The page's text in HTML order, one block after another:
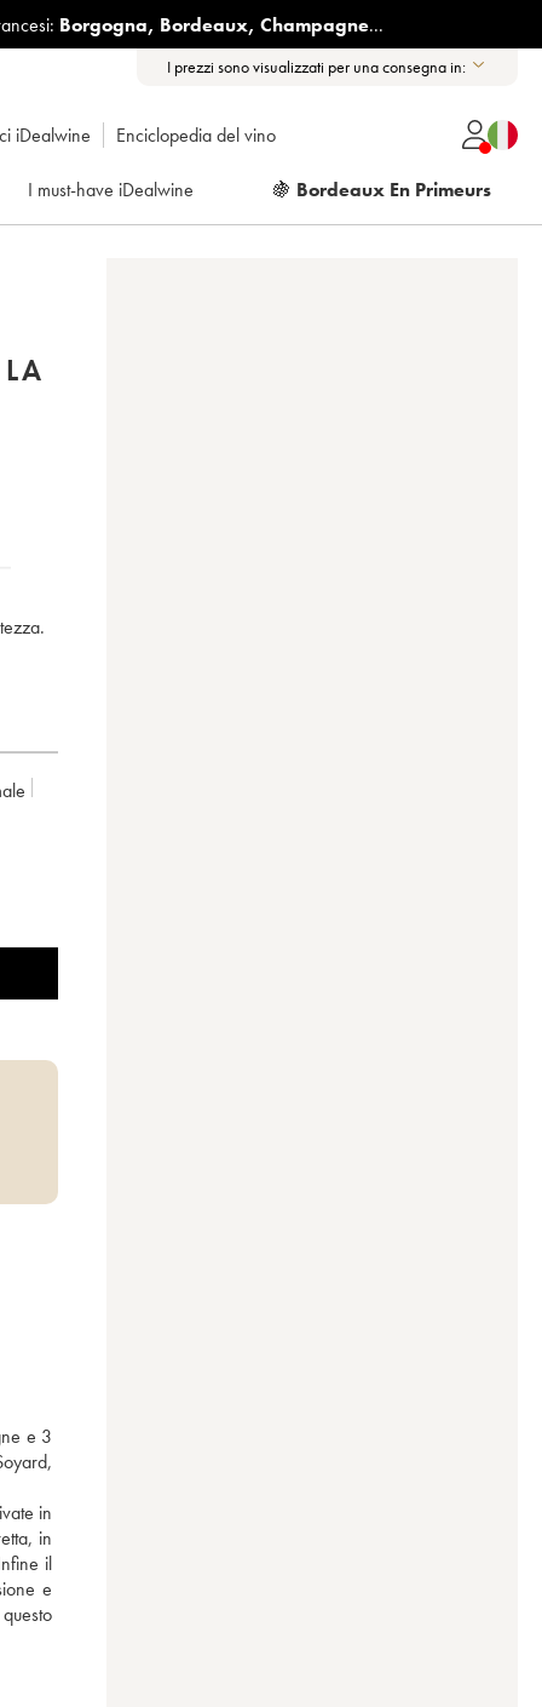
Borgogna, Bordeaux, Champagne...
I prezzi sono visualizzati per una consegna in:
iDealwine Enciclopedia del vino
I must-have iDealwine 🍇 Bordeaux En Primeurs
e 3
in
in
il
e